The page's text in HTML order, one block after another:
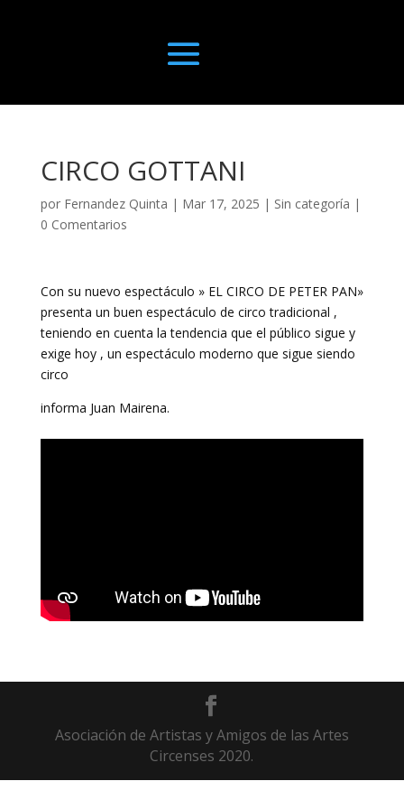
CIRCO GOTTANI
por Fernandez Quinta | Mar 17, 2025 | Sin categoría |
0 Comentarios
Con su nuevo espectáculo » EL CIRCO DE PETER PAN»
presenta un buen espectáculo de circo tradicional ,
teniendo en cuenta la tendencia que el público sigue y
exige hoy , un espectáculo moderno que sigue siendo
circo
informa Juan Mairena.
Asociación de Artistas y Amigos de las Artes
Circenses 2020.